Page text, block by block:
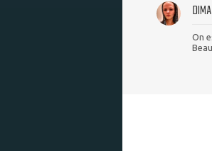
DIMA
On